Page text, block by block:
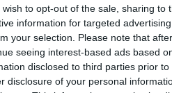
wish to opt-out of the sale, sharing
information for targeted
your selection. Please note that
seeing interest-based ads based
disclosed to third parties prior
disclosure of your personal
az első néhány évben
Első körben azt gondoltuk,
hasonló
lehetne egy meleg